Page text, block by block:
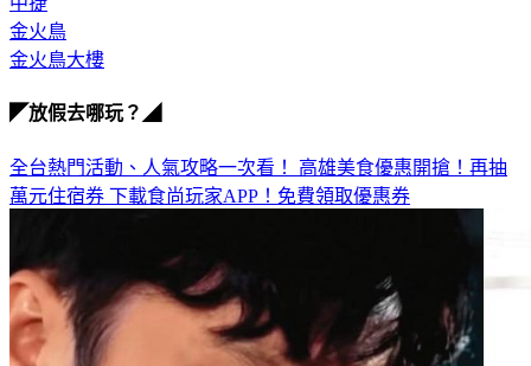
金火鳥
金火鳥大樓
◤放假去哪玩？◢
全台熱門活動、人氣攻略一次看！ 高雄美食優惠開搶！再抽
萬元住宿券 下載食尚玩家APP！免費領取優惠券